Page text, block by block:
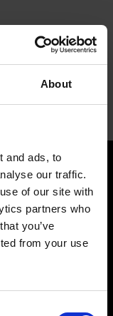
About
and ads, to
our traffic.
of our site with
partners who
you’ve
from your use